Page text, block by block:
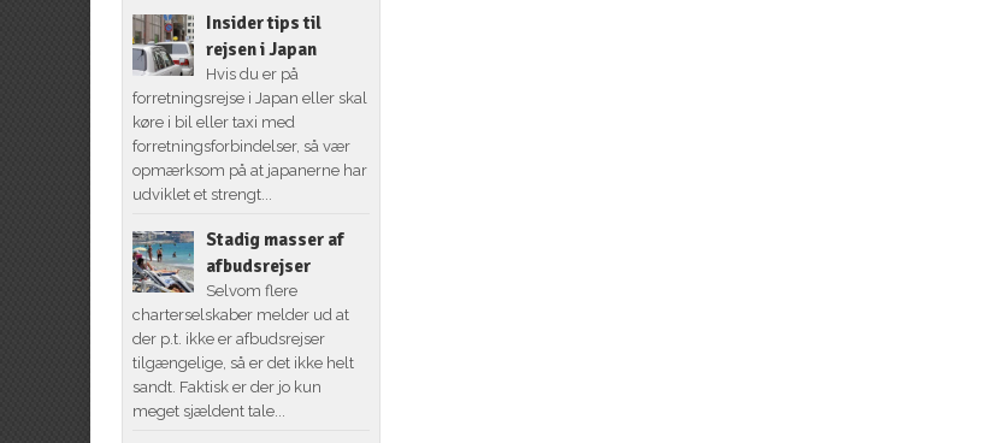
Insider tips til
rejsen i Japan
Hvis du er på
forretningsrejse i Japan eller skal
køre i bil eller taxi med
forretningsforbindelser, så vær
opmærksom på at japanerne har
udviklet et strengt...
Stadig masser af
afbudsrejser
Selvom flere
charterselskaber melder ud at
der p.t. ikke er afbudsrejser
tilgængelige, så er det ikke helt
sandt. Faktisk er der jo kun
meget sjældent tale...